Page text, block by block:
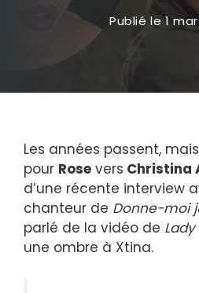
Publié le1
Les années passent,
pour Rose vers Christina
d’une récente interview
chanteur de Donne-moi
parlé de la vidéo de
une ombre à Xtina.